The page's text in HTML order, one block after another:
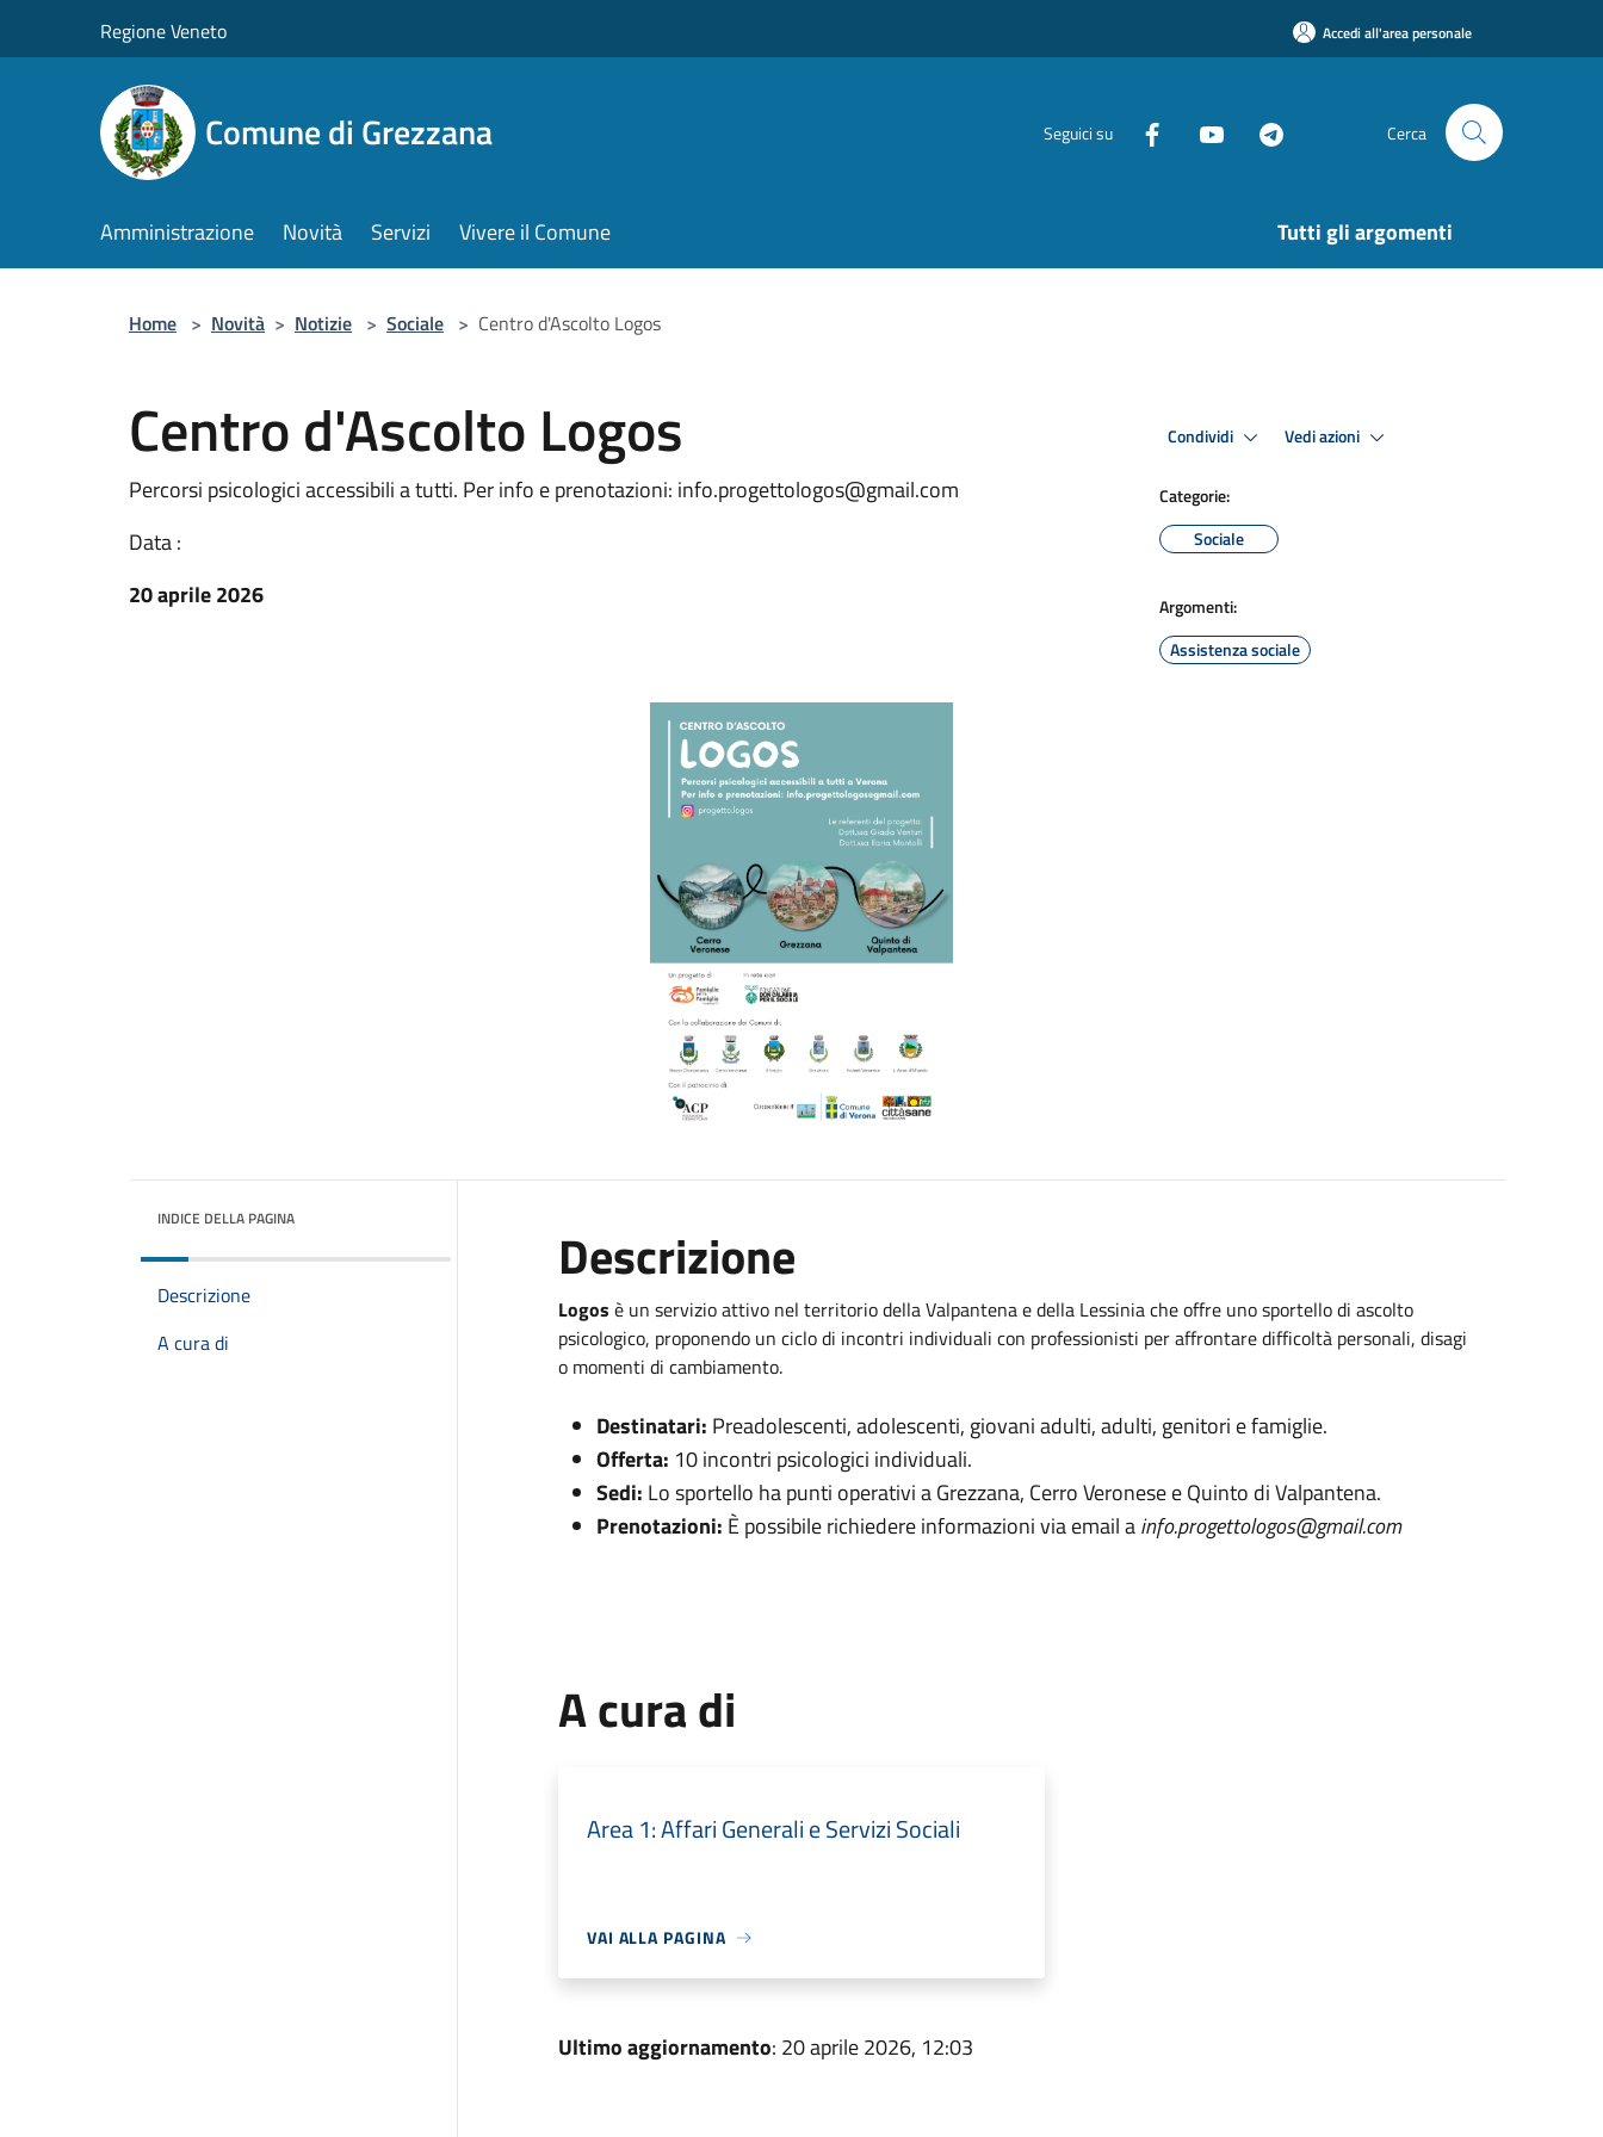
Regione Veneto Accedi all'area personale
Comune di Grezzana Seguici su Cerca
Amministrazione Novità Servizi Vivere il Comune Tutti gli argomenti
Home > Novità > Notizie > Sociale > Centro d'Ascolto Logos
Centro d'Ascolto Logos
Percorsi psicologici accessibili a tutti. Per info e prenotazioni: info.progettologos@gmail.com
Data :
20 aprile 2026
Condividi Vedi azioni
Categorie:
Sociale
Argomenti:
Assistenza sociale
INDICE DELLA PAGINA
Descrizione
A cura di
Descrizione
Logos è un servizio attivo nel territorio della Valpantena e della Lessinia che offre uno sportello di ascolto
psicologico, proponendo un ciclo di incontri individuali con professionisti per affrontare difficoltà personali, disagi
o momenti di cambiamento.
Destinatari: Preadolescenti, adolescenti, giovani adulti, adulti, genitori e famiglie.
Offerta: 10 incontri psicologici individuali.
Sedi: Lo sportello ha punti operativi a Grezzana, Cerro Veronese e Quinto di Valpantena.
Prenotazioni: È possibile richiedere informazioni via email ainfo.progettologos@gmail.com
A cura di
Area 1: Affari Generali e Servizi Sociali
VAI ALLA PAGINA
Ultimo aggiornamento: 20 aprile 2026, 12:03